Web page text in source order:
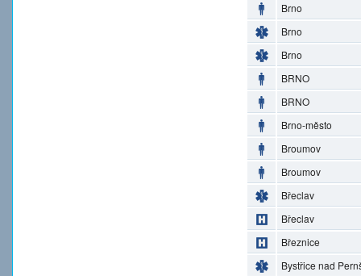
Brno
Brno
Brno
BRNO
BRNO
Brno-město
Broumov
Broumov
Břeclav
Břeclav
Březnice
Bystřice nad